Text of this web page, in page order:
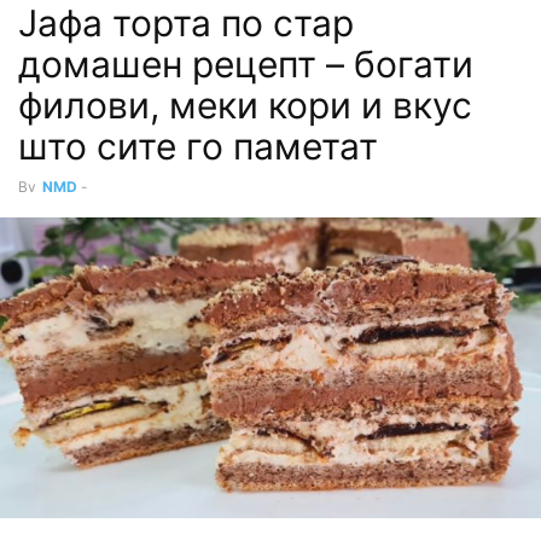
Јафа торта по стар
домашен рецепт – богати
филови, меки кори и вкус
што сите го паметат
By NMD -